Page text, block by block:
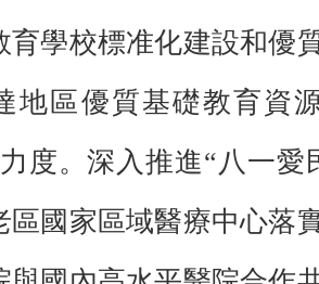
育學校標准化建設和優
地區優質基礎教育資
度。深入推進“八一愛
區國家區域醫療中心落